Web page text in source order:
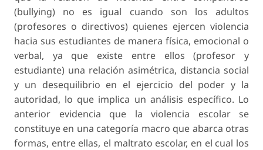
(bullying) no es igual cuando son los adultos
(profesores o directivos) quienes ejercen violencia
hacia sus estudiantes de manera física, emocional o
verbal, ya que existe entre ellos (profesor y
estudiante) una relación asimétrica, distancia social
y un desequilibrio en el ejercicio del poder y la
autoridad, lo que implica un análisis específico. Lo
anterior evidencia que la violencia escolar se
constituye en una categoría macro que abarca otras
formas, entre ellas, el maltrato escolar, en el cual los